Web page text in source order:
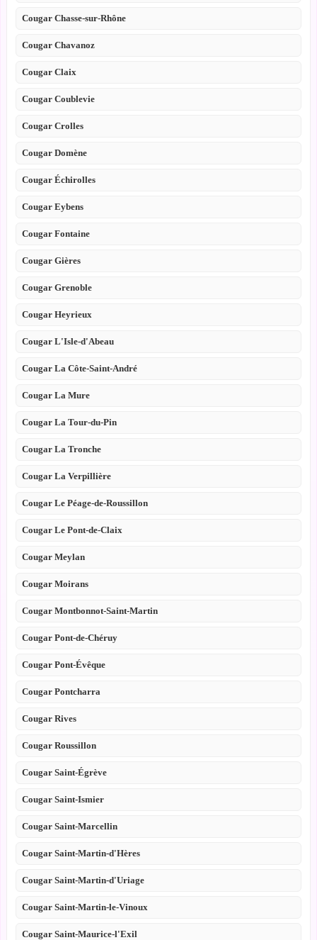
Cougar Chasse-sur-Rhône
Cougar Chavanoz
Cougar Claix
Cougar Coublevie
Cougar Crolles
Cougar Domène
Cougar Échirolles
Cougar Eybens
Cougar Fontaine
Cougar Gières
Cougar Grenoble
Cougar Heyrieux
Cougar L'Isle-d'Abeau
Cougar La Côte-Saint-André
Cougar La Mure
Cougar La Tour-du-Pin
Cougar La Tronche
Cougar La Verpillière
Cougar Le Péage-de-Roussillon
Cougar Le Pont-de-Claix
Cougar Meylan
Cougar Moirans
Cougar Montbonnot-Saint-Martin
Cougar Pont-de-Chéruy
Cougar Pont-Évêque
Cougar Pontcharra
Cougar Rives
Cougar Roussillon
Cougar Saint-Égrève
Cougar Saint-Ismier
Cougar Saint-Marcellin
Cougar Saint-Martin-d'Hères
Cougar Saint-Martin-d'Uriage
Cougar Saint-Martin-le-Vinoux
Cougar Saint-Maurice-l'Exil